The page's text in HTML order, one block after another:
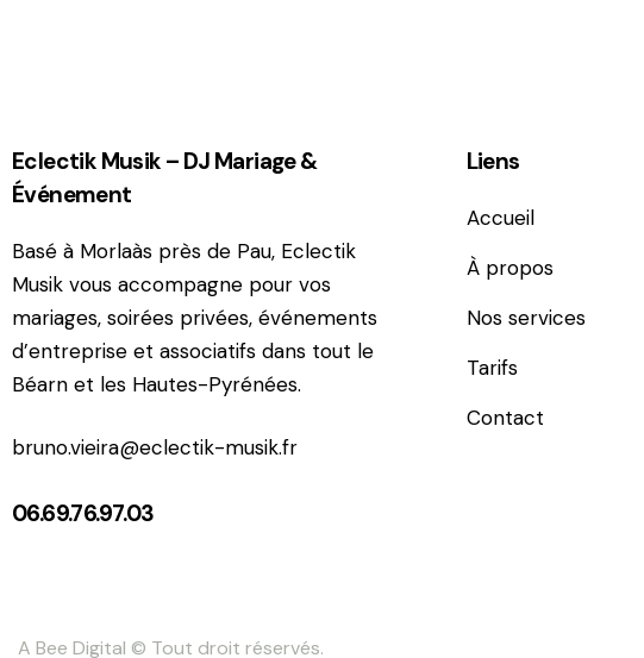
Eclectik Musik – DJ Mariage &
Événement
Basé à Morlaàs près de Pau, Eclectik
Musik vous accompagne pour vos
mariages, soirées privées, événements
d’entreprise et associatifs dans tout le
Béarn et les Hautes-Pyrénées.
bruno.vieira@eclectik-musik.fr
06.69.76.97.03
Liens
Accueil
À propos
Nos services
Tarifs
Contact
A Bee Digital © Tout droit réservés.